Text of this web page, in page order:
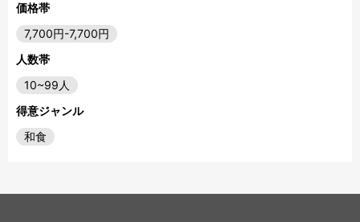
価格帯
7,700円-7,700円
人数帯
10~99人
得意ジャンル
和食